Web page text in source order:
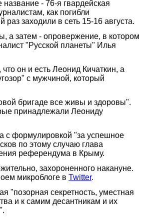
- 76-я гвардейская
как погибли
заходили в сеть 15-16 августа.
а затем - опровержение, в котором
"Русской планеты" Илья
он и есть Леонид Кичаткин, а
с мужчиной, который
бригаде все живы и здоровы".
принадлежали Леониду
с формулировкой "за успешное
по этому случаю глава
референдума в Крыму.
захороненного накануне.
микроблоге в Twitter.
"позорная секретность, уместная
и к самим десантникам и их